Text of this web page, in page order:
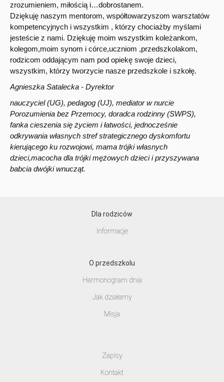
zrozumieniem, miłością i…dobrostanem.
Dziękuję naszym mentorom, współtowarzyszom warsztatów
kompetencyjnych i wszystkim , którzy chociażby myślami
jesteście z nami. Dziękuję moim wszystkim koleżankom,
kolegom,moim synom i córce,uczniom ,przedszkolakom,
rodzicom oddającym nam pod opiekę swoje dzieci,
wszystkim, którzy tworzycie nasze przedszkole i szkołę.
Agnieszka Satalecka - Dyrektor
nauczyciel (UG), pedagog (UJ), mediator w nurcie
Porozumienia bez Przemocy, doradca rodzinny (SWPS),
fanka cieszenia się życiem i łatwości, jednocześnie
odkrywania własnych stref strategicznego dyskomfortu
kierującego ku rozwojowi, mama trójki własnych
dzieci,macocha dla trójki mężowych dzieci i przyszywana
babcia dwójki wnucząt.
Dla rodziców
Informacje
O przedszkolu
Harmonogram dnia
Jak działamy
Misja
Zapisy
Kontakt